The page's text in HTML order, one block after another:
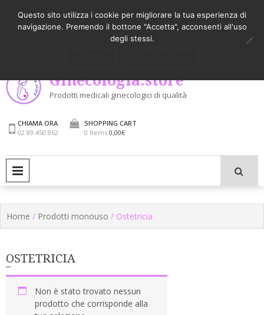
content
Latest Come utilizzare il sito Pessari
Login / Signup
Ginecologia.store
Prodotti medicali ginecologici di qualità
CHIAMA ORA
02 89.450.862
SHOPPING CART
0 Items 0,00€
Home / Prodotti monouso / Ostetricia
OSTETRICIA
Non è stato trovato nessun
prodotto che corrisponde alla
Questo sito utilizza i cookie per migliorare la tua esperienza di
navigazione. Premendo il bottone "Accetta", acconsenti all'uso
degli stessi.